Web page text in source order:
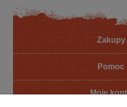
Zakupy
Pomoc
Moje